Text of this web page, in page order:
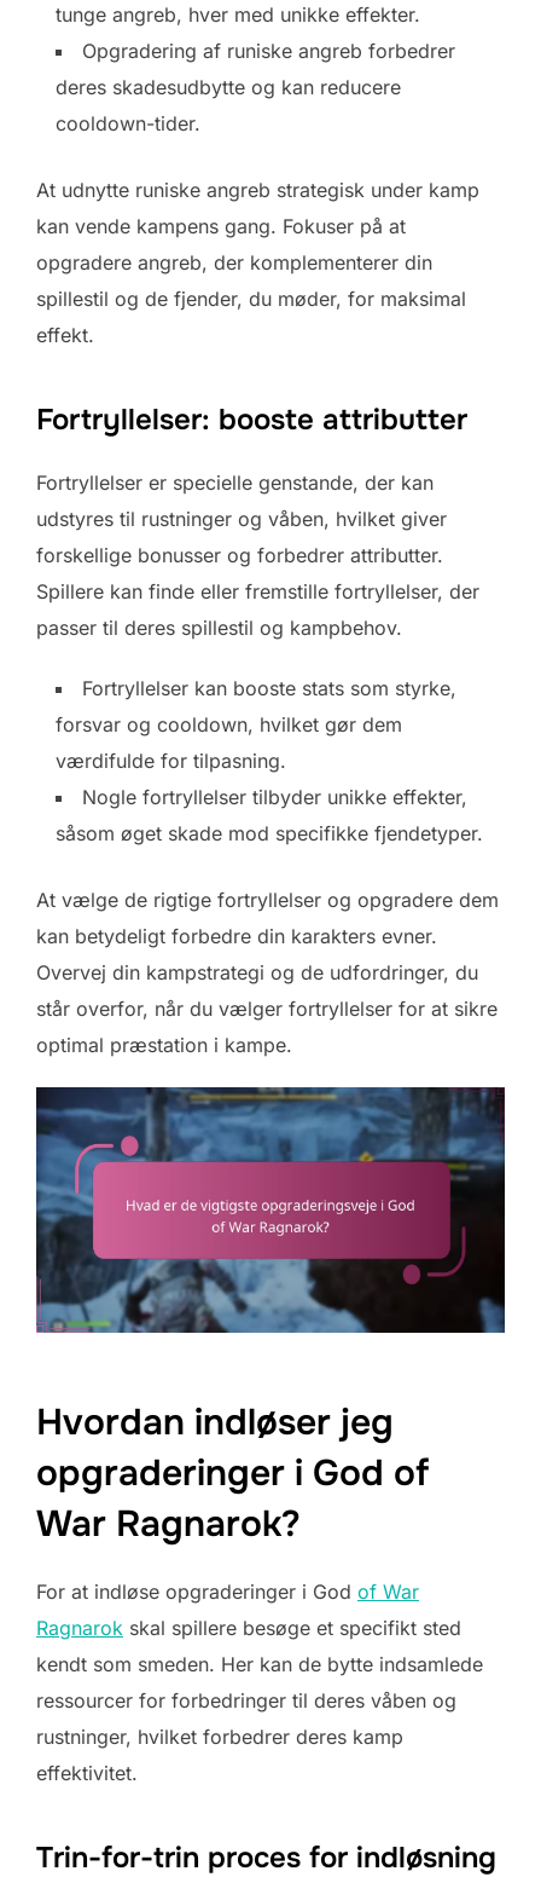
tunge angreb, hver med unikke effekter.
Opgradering af runiske angreb forbedrer
deres skadesudbytte og kan reducere
cooldown-tider.
At udnytte runiske angreb strategisk under kamp
kan vende kampens gang. Fokuser på at
opgradere angreb, der komplementerer din
spillestil og de fjender, du møder, for maksimal
effekt.
Fortryllelser: booste attributter
Fortryllelser er specielle genstande, der kan
udstyres til rustninger og våben, hvilket giver
forskellige bonusser og forbedrer attributter.
Spillere kan finde eller fremstille fortryllelser, der
passer til deres spillestil og kampbehov.
Fortryllelser kan booste stats som styrke,
forsvar og cooldown, hvilket gør dem
værdifulde for tilpasning.
Nogle fortryllelser tilbyder unikke effekter,
såsom øget skade mod specifikke fjendetyper.
At vælge de rigtige fortryllelser og opgradere dem
kan betydeligt forbedre din karakters evner.
Overvej din kampstrategi og de udfordringer, du
står overfor, når du vælger fortryllelser for at sikre
optimal præstation i kampe.
Hvordan indløser jeg
opgraderinger i God of
War Ragnarok?
For at indløse opgraderinger i God of War
Ragnarok skal spillere besøge et specifikt sted
kendt som smeden. Her kan de bytte indsamlede
ressourcer for forbedringer til deres våben og
rustninger, hvilket forbedrer deres kamp
effektivitet.
Trin-for-trin proces for indløsning